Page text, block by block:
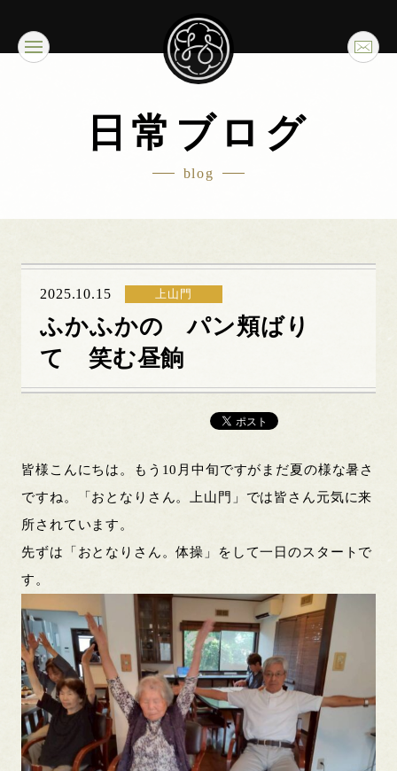
日常ブログ
blog
2025.10.15 上山門
ふかふかの パン頬ばり
て 笑む昼餉
皆様こんにちは。もう10月中旬ですがまだ夏の様な暑さ
ですね。「おとなりさん。上山門」では皆さん元気に来
所されています。
先ずは「おとなりさん。体操」をして一日のスタートで
す。